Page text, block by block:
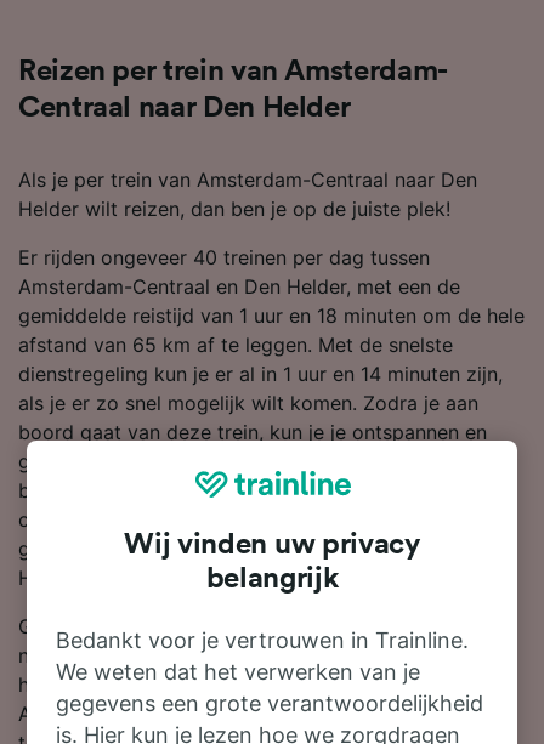
Reizen per trein van Amsterdam-
Centraal naar Den Helder
Als je per trein van Amsterdam-Centraal naar Den
Helder wilt reizen, dan ben je op de juiste plek!
Er rijden ongeveer 40 treinen per dag tussen
Amsterdam-Centraal en Den Helder, met een de
gemiddelde reistijd van 1 uur en 18 minuten om de hele
afstand van 65 km af te leggen. Met de snelste
dienstregeling kun je er al in 1 uur en 14 minuten zijn,
als je er zo snel mogelijk wilt komen. Zodra je aan
boord gaat van deze trein, kun je je ontspannen en
genieten van de reis omdat er rechtstreekse diensten
beschikbaar zijn. NS is de grootste treinmaatschappij
op deze route, dus waarschijnlijk reis je met hen
gedurende je hele of een deel van je reis naar Den
Helder.
Gebruik onze reisplanner boven aan de pagina om
naar goedkope kaartjes te zoeken en wij laten je zien
hoeveel korting je krijgt op treinkaartjes van
Amsterdam-Centraal naar Den Helder als je van
Wij vinden uw privacy
belangrijk
Bedankt voor je vertrouwen in Trainline.
We weten dat het verwerken van je
gegevens een grote verantwoordelijkheid
is. Hier kun je lezen hoe we zorgdragen